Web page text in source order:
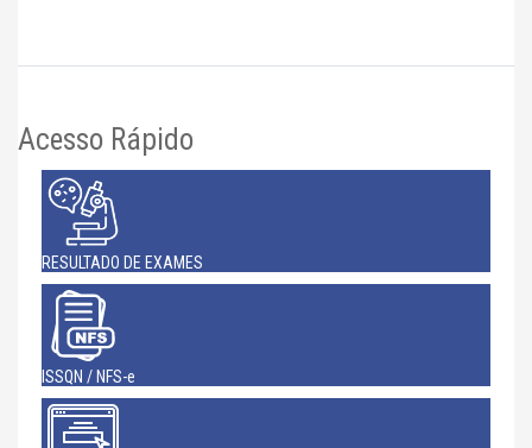
Acesso Rápido
RESULTADO DE EXAMES
ISSQN / NFS-e